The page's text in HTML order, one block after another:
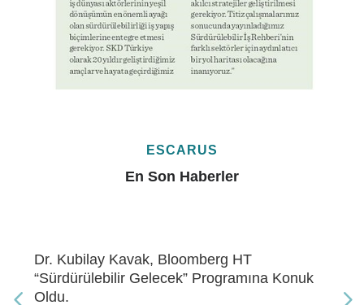
ESCARUS
En Son Haberler
Dr. Kubilay Kavak, Bloomberg HT “Gelecek
Enerji” Programına Konuk Oldu